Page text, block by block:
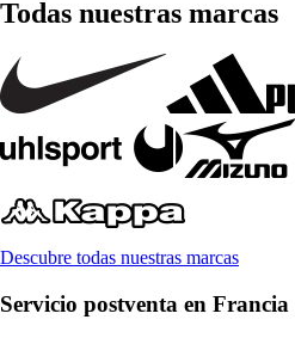
Todas nuestras marcas
Descubre todas nuestras marcas
Servicio postventa en Francia